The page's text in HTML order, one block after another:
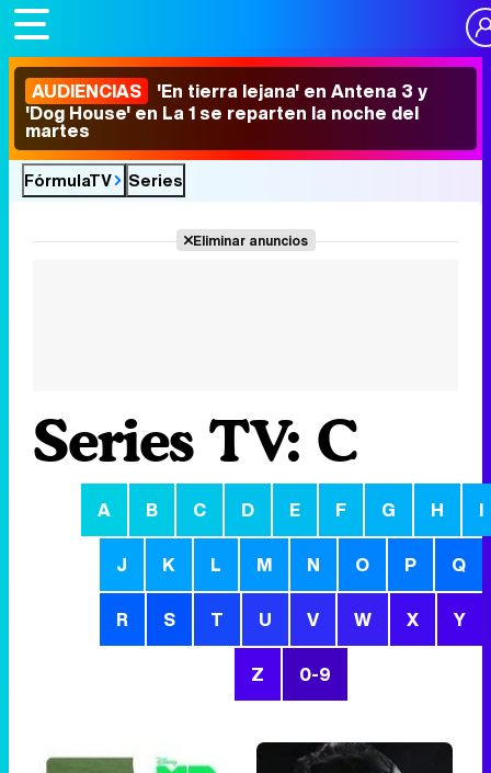
AUDIENCIAS 'En tierra lejana' en Antena 3 y
'Dog House' en La 1 se reparten la noche del
martes
FórmulaTV Series
Eliminar anuncios
Series TV: C
A B C D E F G H I
J K L M N O P Q
R S T U V W X Y
Z 0-9